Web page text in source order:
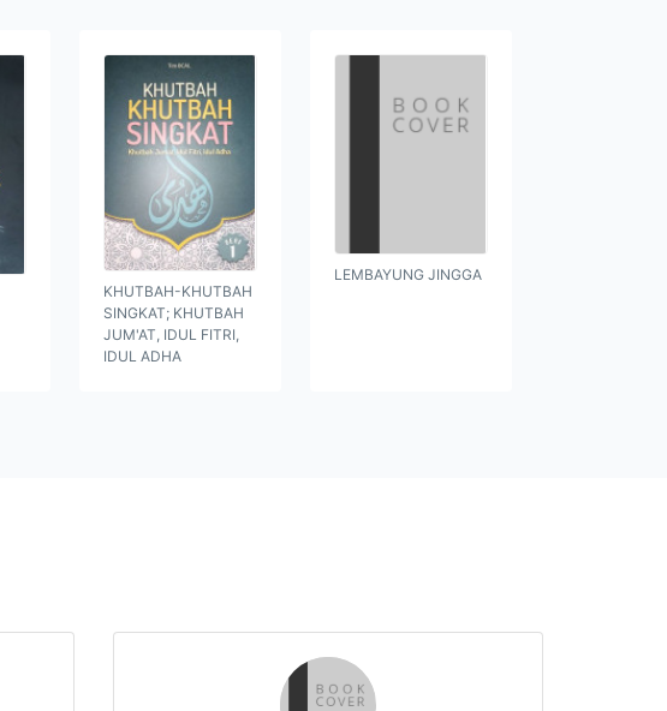
KHUTBAH-KHUTBAH
SINGKAT; KHUTBAH
JUM'AT, IDUL FITRI,
IDUL ADHA
LEMBAYUNG JINGGA